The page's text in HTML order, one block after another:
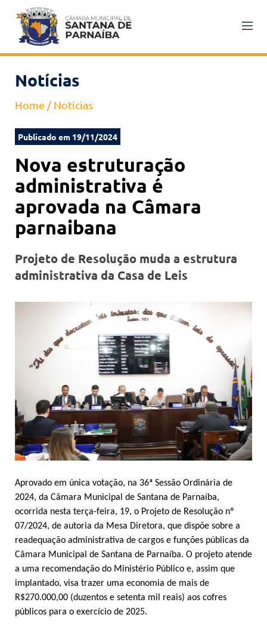
Notícias
Home /Notícias
Publicado em 19/11/2024
Nova estruturação
administrativa é
aprovada na Câmara
parnaibana
Projeto de Resolução muda a estrutura
administrativa da Casa de Leis
Aprovado em única votação, na 36ª Sessão Ordinária de
2024, da Câmara Municipal de Santana de Parnaíba,
ocorrida nesta terça-feira, 19, o Projeto de Resolução nº
07/2024, de autoria da Mesa Diretora, que dispõe sobre a
readequação administrativa de cargos e funções públicas da
Câmara Municipal de Santana de Parnaíba. O projeto atende
a uma recomendação do Ministério Público e, assim que
implantado, visa trazer uma economia de mais de
R$270.000,00 (duzentos e setenta mil reais) aos cofres
públicos para o exercício de 2025.